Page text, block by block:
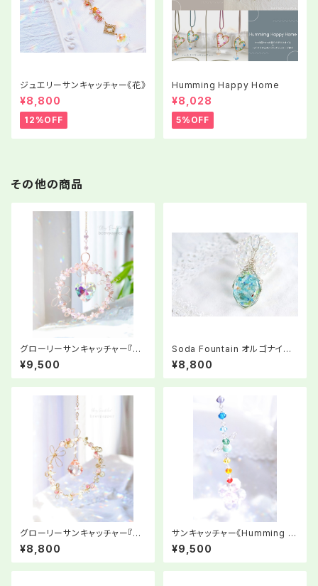
ジュエリーサンキャッチャー《花》
¥8,800
12%OFF
Humming Happy Home
¥8,028
5%OFF
その他の商品
グローリーサンキャッチャー『ま
ずは自分に花を一輪』
¥9,500
Soda Fountain オルゴナイト
ペンダント
¥8,800
グローリーサンキャッチャー『わ
たしを愉しむ』
¥8,800
サンキャッチャー《Humming R
ay∞》ワイヤータイプ
¥9,500